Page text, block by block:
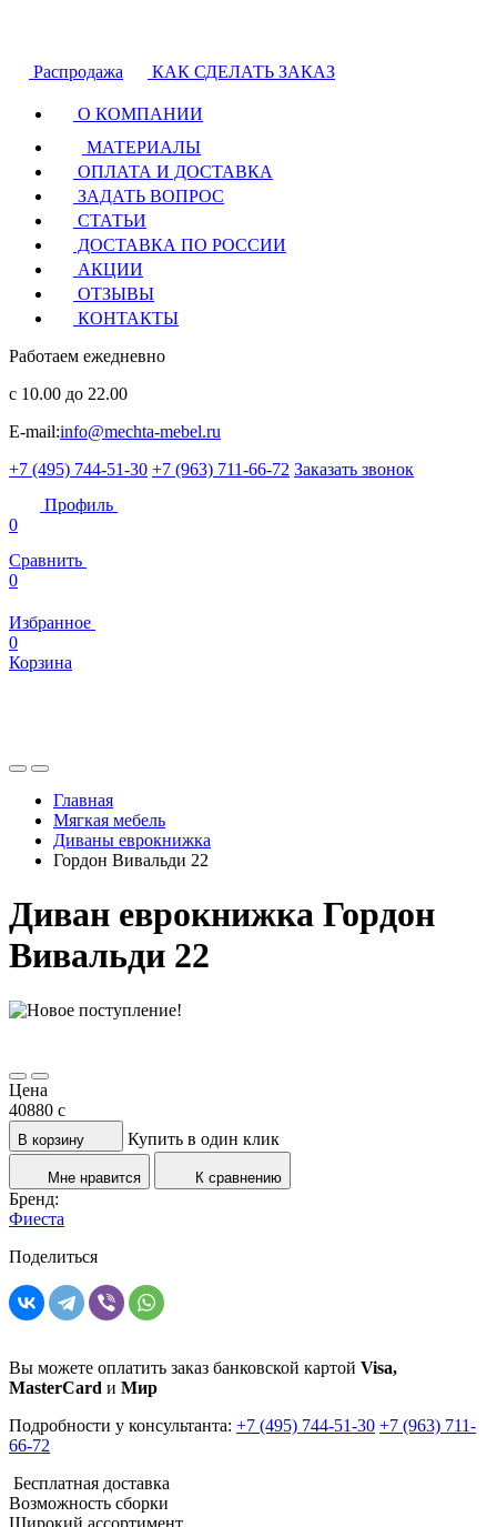
Распродажа КАК СДЕЛАТЬ ЗАКАЗ
О КОМПАНИИ
МАТЕРИАЛЫ
ОПЛАТА И ДОСТАВКА
ЗАДАТЬ ВОПРОС
СТАТЬИ
ДОСТАВКА ПО РОССИИ
АКЦИИ
ОТЗЫВЫ
КОНТАКТЫ
Работаем ежедневно
с 10.00 до 22.00
E-mail:info@mechta-mebel.ru
+7 (495) 744-51-30 +7 (963) 711-66-72 Заказать звонок
Профиль
0
Сравнить
0
Избранное
0
Корзина
Главная
Мягкая мебель
Диваны еврокнижка
Гордон Вивальди 22
Диван еврокнижка Гордон
Вивальди 22
Цена
40880 c
В корзину Купить в один клик
Мне нравится К сравнению
Бренд:
Фиеста
Поделиться
Вы можете оплатить заказ банковской картой Visa,
MasterCard и Мир
Подробности у консультанта: +7 (495) 744-51-30 +7 (963) 711-
66-72
Бесплатная доставка
Возможность сборки
Широкий ассортимент